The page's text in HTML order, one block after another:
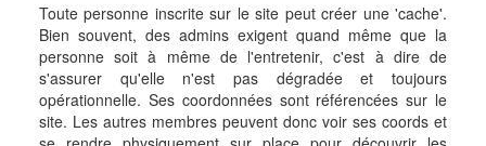
Toute personne inscrite sur le site peut créer une 'cache'.
Bien souvent, des admins exigent quand même que la
personne soit à même de l'entretenir, c'est à dire de
s'assurer qu'elle n'est pas dégradée et toujours
opérationnelle. Ses coordonnées sont référencées sur le
site. Les autres membres peuvent donc voir ses coords et